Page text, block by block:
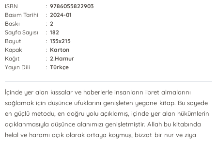
ISBN : 9786055822903
Basım Tarihi
: 2024-01
Baskı
: 2
Sayfa Sayısı
: 182
Boyut
: 135x215
Kapak
: Karton
Kağıt
: 2.Hamur
Yayın Dili
: Türkçe
İçinde yer alan kıssalar ve haberlerle insanların ibret almalarını
sağlamak için düşünce ufuklarını genişleten yegane kitap. Bu sayede
en güçlü metodu, en doğru yolu açıklamış, içinde yer alan hükümlerin
açıklanmasıyla düşünce alanımızı genişletmiştir. Allah bu kitabında
helal ve haramı açık olarak ortaya koymuş, bizzat bir nur ve ziya